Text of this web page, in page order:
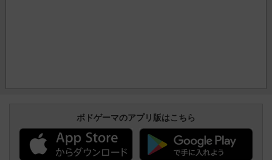
ボドゲーマのアプリ版はこちら